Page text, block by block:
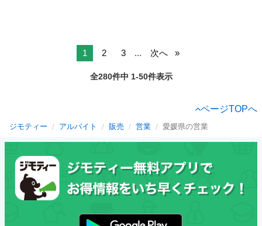
1 2 3 ... 次へ
全280件中 1-50件表示
ページTOPへ
ジモティー アルバイト 販売 営業 愛媛県の営業